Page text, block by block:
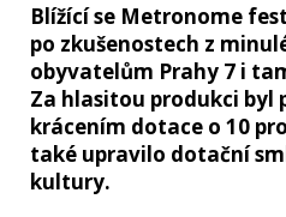
Blížící se Metronome
po zkušenostech z
obyvatelům Prahy 7 i
Za hlasitou produkci
krácením dotace o 10
také upravilo dotační
kultury.